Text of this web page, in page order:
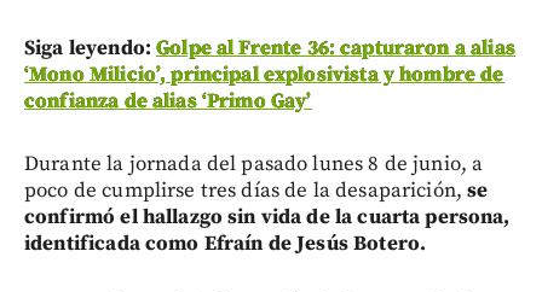
Siga leyendo:Golpe al Frente 36: capturaron a alias
‘Mono Milicio’, principal explosivista y hombre de
confianza de alias ‘Primo Gay’
Durante la jornada del pasado lunes 8 de junio, a
poco de cumplirse tres días de la desaparición,se
confirmó el hallazgo sin vida de la cuarta persona,
identificada como Efraín de Jesús Botero.